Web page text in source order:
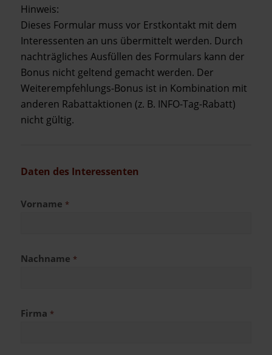
Hinweis:
Dieses Formular muss vor Erstkontakt mit dem
Interessenten an uns übermittelt werden. Durch
nachträgliches Ausfüllen des Formulars kann der
Bonus nicht geltend gemacht werden. Der
Weiterempfehlungs-Bonus ist in Kombination mit
anderen Rabattaktionen (z. B. INFO-Tag-Rabatt)
nicht gültig.
Daten des Inter­essenten
Vorname *
Nachname *
Firma *